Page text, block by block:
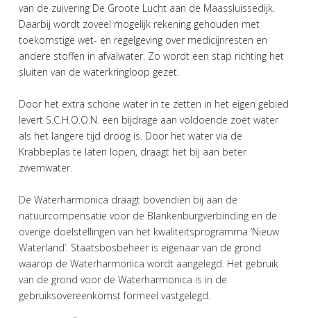
van de zuivering De Groote Lucht aan de Maassluissedijk.
Daarbij wordt zoveel mogelijk rekening gehouden met
toekomstige wet- en regelgeving over medicijnresten en
andere stoffen in afvalwater. Zo wordt een stap richting het
sluiten van de waterkringloop gezet.
Door het extra schone water in te zetten in het eigen gebied
levert S.C.H.O.O.N. een bijdrage aan voldoende zoet water
als het langere tijd droog is. Door het water via de
Krabbeplas te laten lopen, draagt het bij aan beter
zwemwater.
De Waterharmonica draagt bovendien bij aan de
natuurcompensatie voor de Blankenburgverbinding en de
overige doelstellingen van het kwaliteitsprogramma ‘Nieuw
Waterland’. Staatsbosbeheer is eigenaar van de grond
waarop de Waterharmonica wordt aangelegd. Het gebruik
van de grond voor de Waterharmonica is in de
gebruiksovereenkomst formeel vastgelegd.